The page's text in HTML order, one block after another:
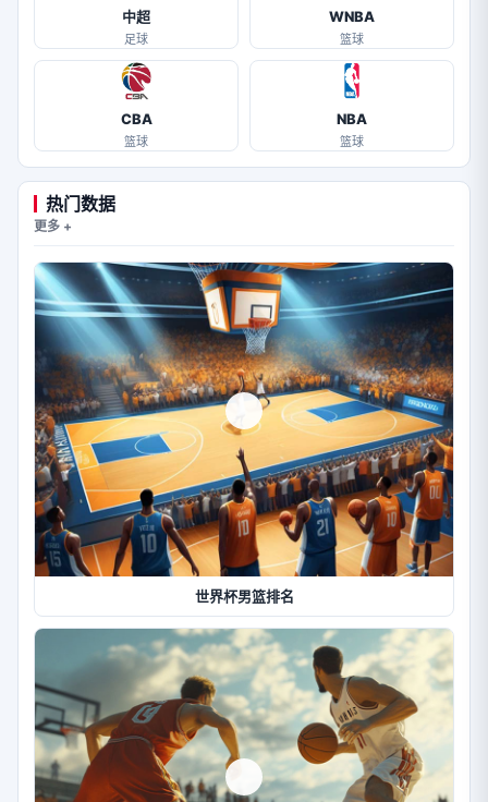
中超
足球
WNBA
篮球
CBA
篮球
NBA
篮球
热门数据
更多 +
世界杯男篮排名